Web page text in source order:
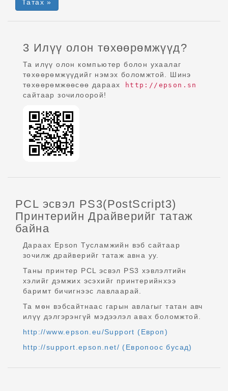
Татах »
3 Илүү олон төхөөрөмжүүд?
Та илүү олон компьютер болон ухаалаг
төхөөрөмжүүдийг нэмэх боломжтой. Шинэ
төхөөрөмжөөсөө дараах
http://epson.sn
сайтаар зочилоорой!
PCL эсвэл PS3(PostScript3)
Принтерийн Драйверийг татаж
байна
Дараах Epson Тусламжийн вэб сайтаар
зочилж драйверийг татаж авна уу.
Таны принтер PCL эсвэл PS3 хэвлэлтийн
хэлийг дэмжих эсэхийг принтерийнхээ
баримт бичигнээс лавлаарай.
Та мөн вэбсайтнаас гарын авлагыг татан авч
илүү дэлгэрэнгүй мэдээлэл авах боломжтой.
http://www.epson.eu/Support (Европ)
http://support.epson.net/ (Европоос бусад)